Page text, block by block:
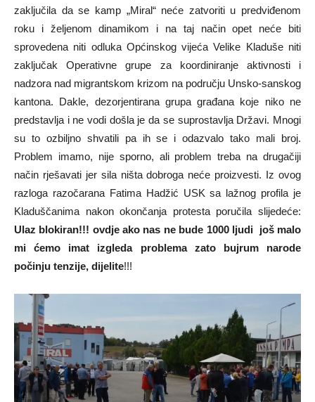
zaključila da se kamp „Miral“ neće zatvoriti u predviđenom
roku i željenom dinamikom i na taj način opet neće biti
sprovedena niti odluka Općinskog vijeća Velike Kladuše niti
zaključak Operativne grupe za koordiniranje aktivnosti i
nadzora nad migrantskom krizom na području Unsko-sanskog
kantona. Dakle, dezorjentirana grupa građana koje niko ne
predstavlja i ne vodi došla je da se suprostavlja Državi. Mnogi
su to ozbiljno shvatili pa ih se i odazvalo tako mali broj.
Problem imamo, nije sporno, ali problem treba na drugačiji
način rješavati jer sila ništa dobroga neće proizvesti. Iz ovog
razloga razočarana Fatima Hadžić USK sa lažnog profila je
Kladuščanima nakon okončanja protesta poručila slijedeće:
Ulaz blokiran!!! ovdje ako nas ne bude 1000 ljudi još malo
mi ćemo imat izgleda problema zato bujrum narode
počinju tenzije, dijelite!!!